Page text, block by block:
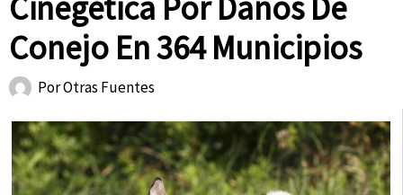
Cinegética Por Daños De
Conejo En 364 Municipios
PorOtras Fuentes